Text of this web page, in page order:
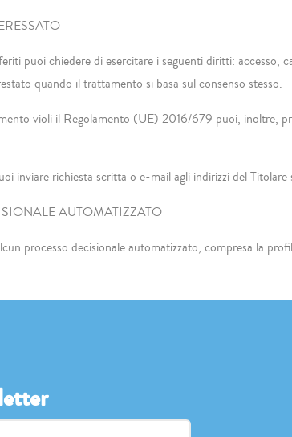
puoi chiedere di esercitare i seguenti diritti:
quando il trattamento si basa sul consenso stesso.
violi il Regolamento (UE) 2016/679 puoi, inoltre,
inviare richiesta scritta o e-mail agli indirizzi del
AUTOMATIZZATO
processo decisionale automatizzato, compresa la